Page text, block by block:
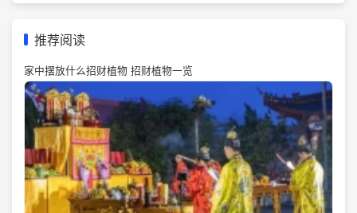
推荐阅读
家中摆放什么招财植物 招财植物一览